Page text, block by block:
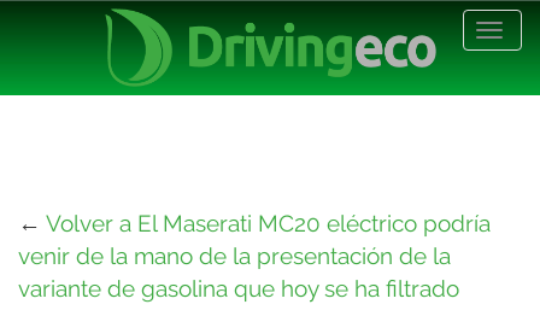
← Volver a El Maserati MC20 eléctrico podría
venir de la mano de la presentación de la
variante de gasolina que hoy se ha filtrado